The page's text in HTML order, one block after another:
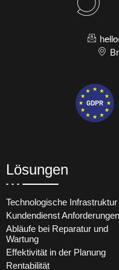
Lösungen
Technologische Infrastruktur
Kundendienst Anforderungen
Abläufe bei Reparatur und
Wartung
Effektivität in der Planung
Rentabilität